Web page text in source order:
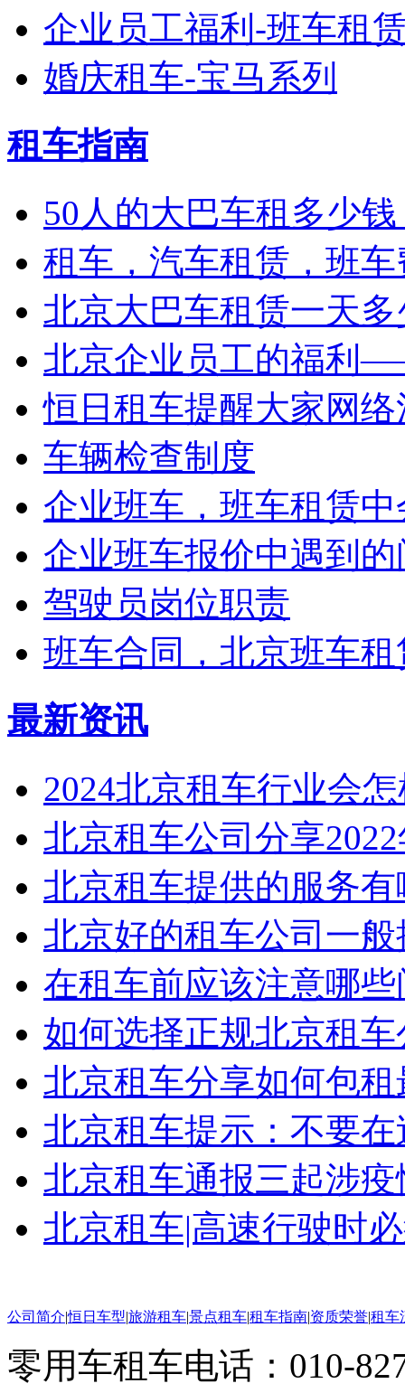
企业员工福利-班车租
婚庆租车-宝马系列
租车指南
50人的大巴车租多少
租车，汽车租赁，班
北京大巴车租赁一天
北京企业员工的福利
恒日租车提醒大家网
车辆检查制度
企业班车，班车租赁
企业班车报价中遇到的
驾驶员岗位职责
班车合同，北京班车
最新资讯
2024北京租车行业会
北京租车公司分享2022
北京租车提供的服务有
北京好的租车公司一
在租车前应该注意哪
如何选择正规北京租车
北京租车分享如何包
北京租车提示：不要
北京租车通报三起涉
北京租车|高速行驶时
公司简介|恒日车型|旅游租车|景点租车|租车指南|资质荣誉|租车
零用车租车电话：010-